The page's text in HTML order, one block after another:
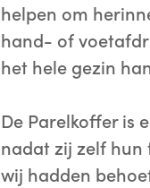
helpen om
hand- of
het hele gezin
De Parelkoffer is
nadat zij zelf hun
wij hadden